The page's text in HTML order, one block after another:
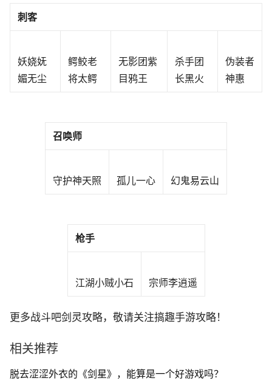
刺客
妖娆妩
媚无尘
鳄鲛老
将太鳄
无影团紫
目鸦王
杀手团
长黑火
伪装者
神惠
召唤师
守护神天照 孤儿一心 幻鬼易云山
枪手
江湖小贼小石 宗师李逍遥
更多战斗吧剑灵攻略，敬请关注搞趣手游攻略！
相关推荐
脱去涩涩外衣的《剑星》，能算是一个好游戏吗？